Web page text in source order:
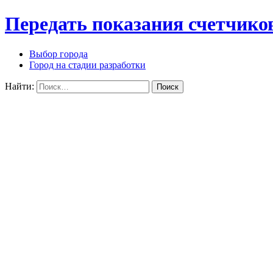
Передать показания
Выбор города
Город на стадии разработки
Найти: